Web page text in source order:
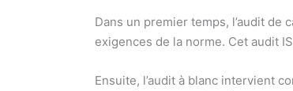
Dans un premier temps, l’audit
exigences de la norme. Cet audit
Ensuite, l’audit à blanc intervient